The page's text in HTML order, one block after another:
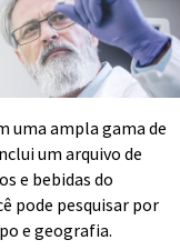
uma ampla gama de
um arquivo de
e bebidas do
pode pesquisar por
e geografia.